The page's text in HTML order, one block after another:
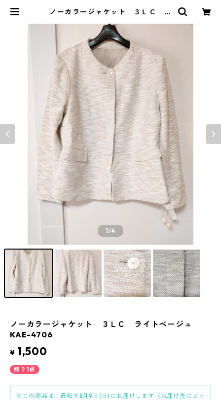
ノーカラージャケット ３ＬＣ ラ
CK PRODUCE
1/4
ノーカラージャケット ３ＬＣ ライトベージュ
KAE-4706
¥ 1,500
残り1点
※この商品は、最短で8月9日(日)にお届けします（お届け先によっ